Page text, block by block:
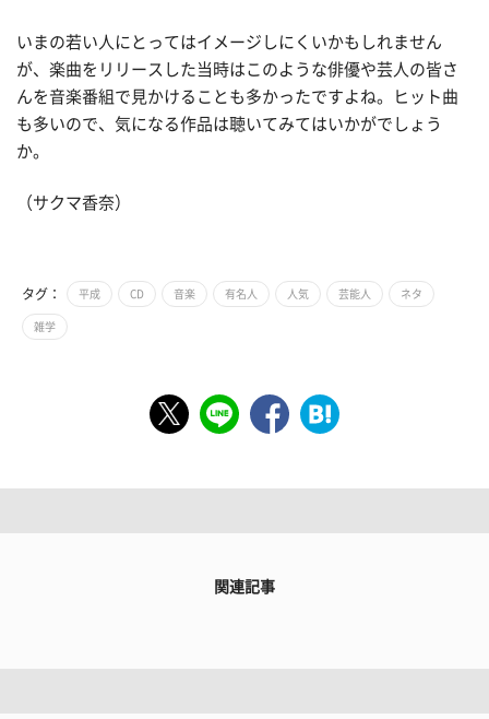
いまの若い人にとってはイメージしにくいかもしれません
が、楽曲をリリースした当時はこのような俳優や芸人の皆さ
んを音楽番組で見かけることも多かったですよね。ヒット曲
も多いので、気になる作品は聴いてみてはいかがでしょう
か。
（サクマ香奈）
タグ： 平成 CD 音楽 有名人 人気 芸能人 ネタ
雑学
関連記事